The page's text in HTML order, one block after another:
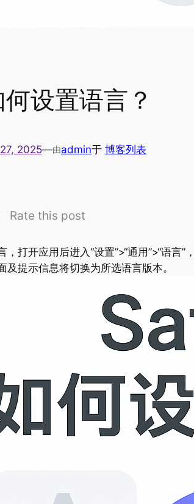
设置语言？
2025—由admin于 博客列表
Rate this post
打开应用后进入“设置”>“通用”>“语
及提示信息将切换为所选语言版本。